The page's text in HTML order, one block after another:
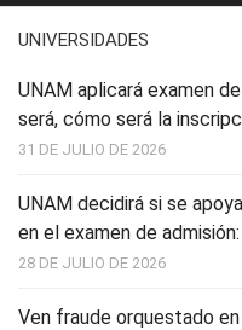
UNIVERSIDADES
UNAM aplicará examen
será, cómo será la
31 DE JULIO DE 2026
UNAM decidirá si se
en el examen de
28 DE JULIO DE 2026
Ven fraude orquestado